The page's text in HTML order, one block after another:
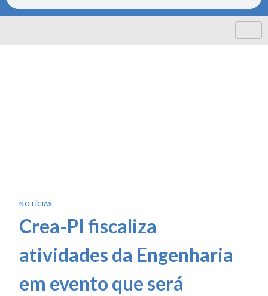
NOTÍCIAS
Crea-PI fiscaliza
atividades da Engenharia
em evento que será